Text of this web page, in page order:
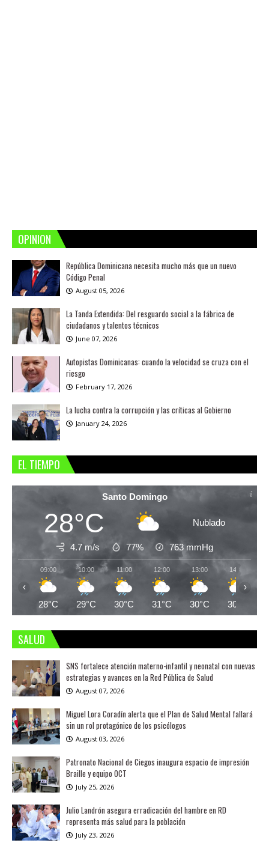
OPINION
República Dominicana necesita mucho más que un nuevo
Código Penal
August 05, 2026
La Tanda Extendida: Del resguardo social a la fábrica de
ciudadanos y talentos técnicos
June 07, 2026
Autopistas Dominicanas: cuando la velocidad se cruza con el
riesgo
February 17, 2026
La lucha contra la corrupción y las críticas al Gobierno
January 24, 2026
EL TIEMPO
Santo Domingo
28°C Nublado
4.7 m/s 77% 763 mmHg
09:00
28°C
10:00
29°C
11:00
30°C
12:00
31°C
13:00
30°C
14:00
30°C
‹ ›
SALUD
SNS fortalece atención materno-infantil y neonatal con nuevas
estrategias y avances en la Red Pública de Salud
August 07, 2026
Miguel Lora Coradín alerta que el Plan de Salud Mental fallará
sin un rol protagónico de los psicólogos
August 03, 2026
Patronato Nacional de Ciegos inaugura espacio de impresión
Braille y equipo OCT
July 25, 2026
Julio Landrón asegura erradicación del hambre en RD
representa más salud para la población
July 23, 2026